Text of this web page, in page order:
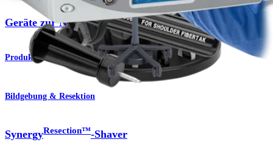
Geräte zur NanoResection™
Produkt
Bildgebung & Resektion
SynergyResection™-Shaver